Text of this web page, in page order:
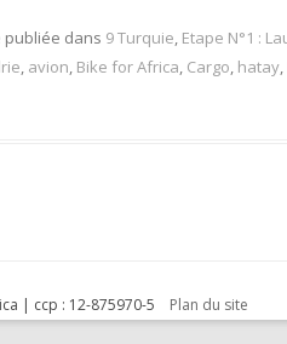
publiée dans 9 Turquie, Etape N°1 :
, avion, Bike for Africa, Cargo, hatay,
| ccp : 12-875970-5 Plan du site